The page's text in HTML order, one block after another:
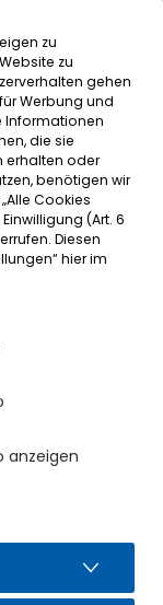
anspringen
undMENÜ
durch
neue
werden in
in
wieder
ab der
Buch 3
10.04.2026
Vollsperrung
Anlieger
zu
zu
gehen
Werbung und
Informationen
die sie
erhalten oder
benötigen wir
Cookies
(Art. 6
Diesen
hier im
anzeigen